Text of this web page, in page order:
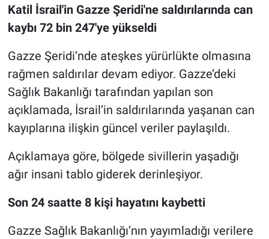
Katil İsrail'in Gazze Şeridi'ne saldırılarında can
kaybı 72 bin 247'ye yükseldi
Gazze Şeridi’nde ateşkes yürürlükte olmasına
rağmen saldırılar devam ediyor. Gazze’deki
Sağlık Bakanlığı tarafından yapılan son
açıklamada, İsrail’in saldırılarında yaşanan can
kayıplarına ilişkin güncel veriler paylaşıldı.
Açıklamaya göre, bölgede sivillerin yaşadığı
ağır insani tablo giderek derinleşiyor.
Son 24 saatte 8 kişi hayatını kaybetti
Gazze Sağlık Bakanlığı’nın yayımladığı verilere
Spor